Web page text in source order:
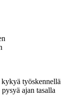
työskennellä
ajan tasalla